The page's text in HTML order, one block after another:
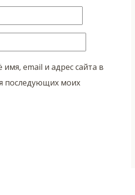
email и адрес сайта в
последующих моих